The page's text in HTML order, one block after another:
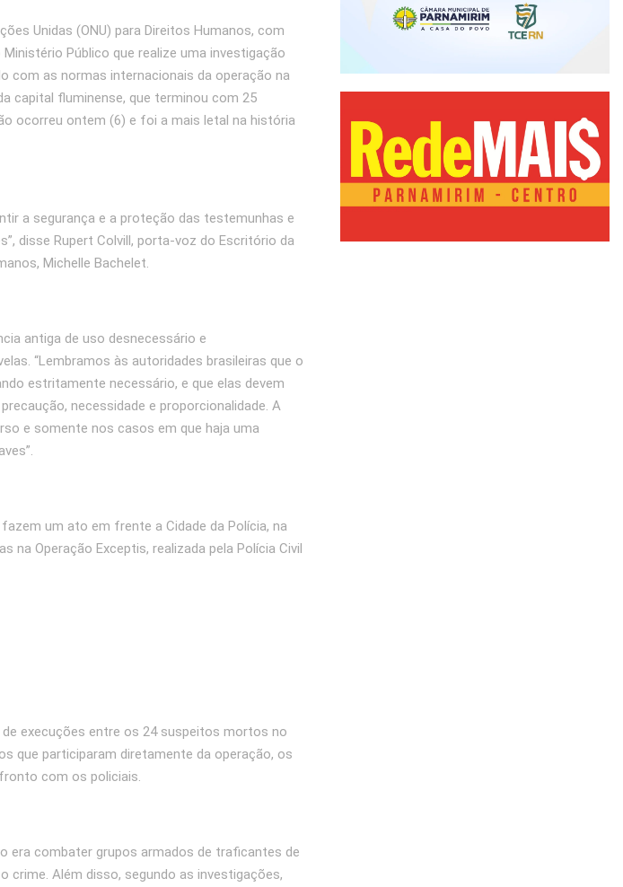
Unidas (ONU) para Direitos Humanos, com
Público que realize uma investigação
com as normas internacionais da operação na
capital fluminense, que terminou com 25
ocorreu ontem (6) e foi a mais letal na história
a segurança e a proteção das testemunhas e
disse Rupert Colvill, porta-voz do Escritório da
Michelle Bachelet.
antiga de uso desnecessário e
“Lembramos às autoridades brasileiras que o
estritamente necessário, e que elas devem
necessidade e proporcionalidade. A
e somente nos casos em que haja uma
um ato em frente a Cidade da Polícia, na
na Operação Exceptis, realizada pela Polícia Civil
de execuções entre os 24 suspeitos mortos no
que participaram diretamente da operação, os
com os policiais.
era combater grupos armados de traficantes de
crime. Além disso, segundo as investigações,